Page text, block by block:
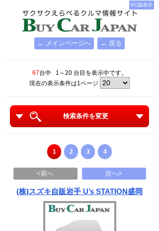
PC版表示
← メインページへ ← 戻る
67台中 1～20 台目を表示中です。
現在の表示条件は1ページ
検索条件を変更
1 2 3 4
<前へ 次へ>
(株)スズキ自販岩手 U’s STATION盛岡